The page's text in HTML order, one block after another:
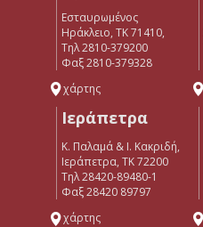
Εσταυρωμένος
Ηράκλειο, ΤΚ 71410,
Τηλ 2810-379200
Φαξ 2810-379328
χάρτης
Ιεράπετρα
Κ. Παλαμά & Ι. Κακριδή,
Ιεράπετρα, ΤΚ 72200
Tηλ 28420-89480-1
Φαξ 28420 89797
χάρτης